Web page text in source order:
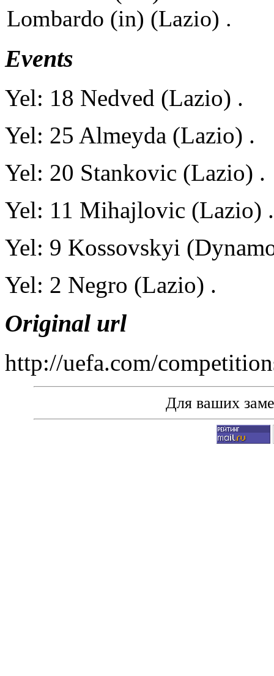
Lombardo (in) (Lazio) .
Events
Yel: 18 Nedved (Lazio) .
Yel: 25 Almeyda (Lazio) .
Yel: 20 Stankovic (Lazio) .
Yel: 11 Mihajlovic (Lazio) .
Yel: 9 Kossovskyi
Yel: 2 Negro (Lazio) .
Original url
http://uefa.com/
Для ваших